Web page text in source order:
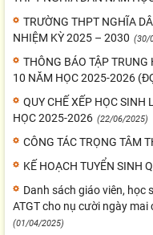
TRƯỜNG THPT NGHĨA
NHIỆM KỲ 2025 – 2030 (30/
THÔNG BÁO TẬP TRUNG
10 NĂM HỌC 2025-2026
QUY CHẾ XẾP HỌC
HỌC 2025-2026 (22/06/2025)
CÔNG TÁC TRỌNG TÂM
KẾ HOẠCH TUYỂN SINH
Danh sách giáo viên, học
ATGT cho nụ cười ngày
(01/04/2025)